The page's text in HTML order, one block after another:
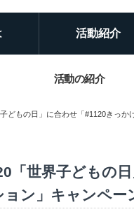
活動紹介
活動の紹介
どもの日」に合わせ「#1120きっか
「世界子どもの
ョン」キャンペー